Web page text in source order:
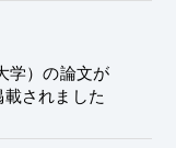
学）の論文が
されました